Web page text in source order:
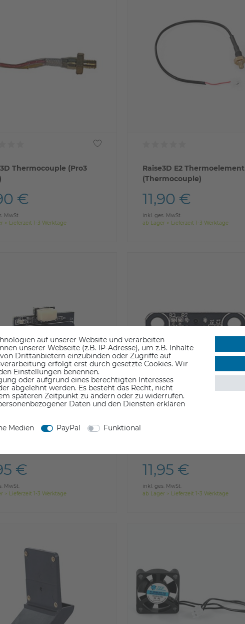
Thermocouple (Pro3
€
MwSt.
> Lieferzeit 1-3 Werktage
Raise3D E2 Thermoelement
(Thermocouple)
11,90 €
inkl. ges. MwSt.
ab Lager > Lieferzeit 1-3 Werktage
€
MwSt.
> Lieferzeit 1-3 Werktage
11,95 €
inkl. ges. MwSt.
ab Lager > Lieferzeit 1-3 Werktage
auf unserer Website und verarbeiten
unserer Webseite (z.B. IP-Adresse), um z.B. Inhalte
Drittanbietern einzubinden oder Zugriffe auf
erfolgt erst durch gesetzte Cookies. Wir
Einstellungen benennen.
oder aufgrund eines berechtigten Interesses
abgelehnt werden. Es besteht das Recht, nicht
späteren Zeitpunkt zu ändern oder zu widerrufen.
Daten und den Diensten erklären
Medien PayPal
Funktional